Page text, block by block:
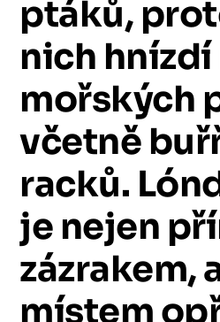
ptáků,
nich hnízdí
mořských
včetně
racků.
je nejen
zázrakem,
místem